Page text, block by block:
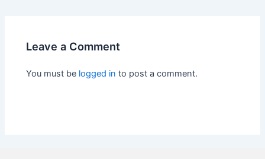
Leave a Comment
You must be logged in to post a comment.